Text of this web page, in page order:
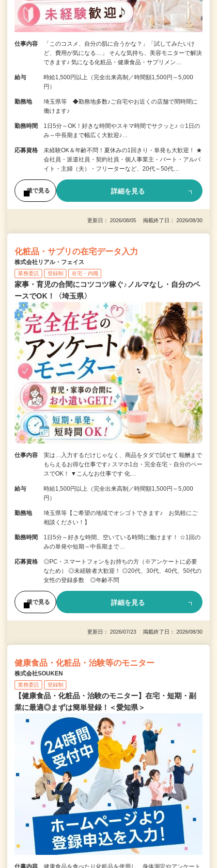
仕事内容
「このコスメ、自分の肌に合うかな？」「試してみたいけ
ど、費用が気になる…」 そんな気持ち、美容モニターで解決
できます♪ 気になる化粧品・健康食品・サプリメン…
給与
時給1,500円以上（完全出来高制／時間額1,500円～5,000
円）
勤務地
埼玉県等 ◆勤務地多数♪ご自宅やお近くの店舗で間時間に
働けます♪
勤務時間
1日5分～OK！好きな時間やスキマ時間でサクッと♪ ☆1日の
み～中長期まで幅広く大歓迎♪…
応募資格
未経験OK＆年齢不問！夏休みの1回きり・単発も大歓迎！ ★
会社員・派遣社員・契約社員・個人事業主・パート・アルバ
イト・主婦（夫）・フリーターなど、20代～50代…
後で見る 詳細を見る
更新日： 2026/08/05 掲載終了日： 2026/08/30
化粧品・サプリの在宅データ入力
株式会社リアル・フェイス
業務委託 登録制 在宅・内職
家事・育児の合間にコツコツ稼ぐ♪ノルマなし・自分のペ
ースでOK！〈埼玉県〉
仕事内容
実は…入力するだけじゃなく、商品をタダで試せて 報酬まで
もらえるお得な仕事です♪ スマホ1台・完全在宅・自分のペー
スでOK！ ▼こんなお仕事です 化…
給与
時給1,500円以上（完全出来高制／時間額1,500円～5,000
円）
勤務地
埼玉県等【ご希望の地域でオシゴトできます♪ お気軽にご
相談ください！】
勤務時間
1日5分～好きな時間、空いている時間に働けます！ ☆1回の
みの単発や短期～中長期まで…
応募資格
◎PC・スマートフォンをお持ちの方（※アンケートに必要
なため） ◎未経験者大歓迎！ ◎20代、30代、40代、50代の
女性の登録多数 ◎年齢不問
後で見る 詳細を見る
更新日： 2026/07/23 掲載終了日： 2026/08/30
健康食品・化粧品・治験等のモニター
株式会社SOUKEN
業務委託 登録制
【健康食品・化粧品・治験のモニター】在宅・短期・副
業に最適◎まずは簡単登録！＜愛知県＞